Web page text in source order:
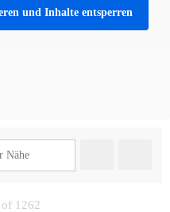
und Inhalte entsperren
1262